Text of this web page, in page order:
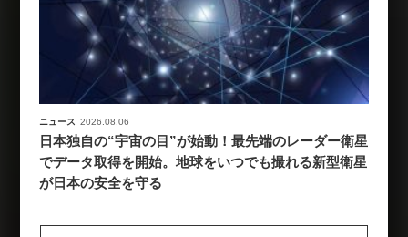
ニュース 2026.08.06
日本独自の“宇宙の目”が始動！最先端のレーダー衛星
でデータ取得を開始。地球をいつでも撮れる新型衛星
が日本の安全を守る